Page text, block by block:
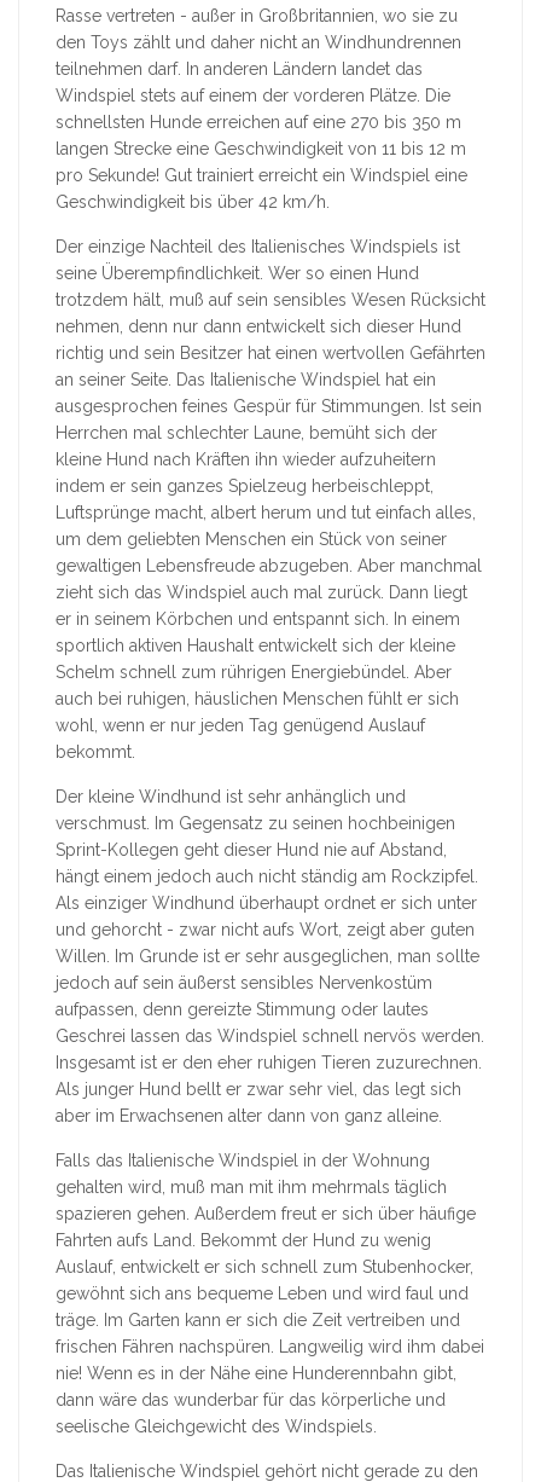
Rasse vertreten - außer in Großbritannien, wo sie zu
den Toys zählt und daher nicht an Windhundrennen
teilnehmen darf. In anderen Ländern landet das
Windspiel stets auf einem der vorderen Plätze. Die
schnellsten Hunde erreichen auf eine 270 bis 350 m
langen Strecke eine Geschwindigkeit von 11 bis 12 m
pro Sekunde! Gut trainiert erreicht ein Windspiel eine
Geschwindigkeit bis über 42 km/h.
Der einzige Nachteil des Italienisches Windspiels ist
seine Überempfindlichkeit. Wer so einen Hund
trotzdem hält, muß auf sein sensibles Wesen Rücksicht
nehmen, denn nur dann entwickelt sich dieser Hund
richtig und sein Besitzer hat einen wertvollen Gefährten
an seiner Seite. Das Italienische Windspiel hat ein
ausgesprochen feines Gespür für Stimmungen. Ist sein
Herrchen mal schlechter Laune, bemüht sich der
kleine Hund nach Kräften ihn wieder aufzuheitern
indem er sein ganzes Spielzeug herbeischleppt,
Luftsprünge macht, albert herum und tut einfach alles,
um dem geliebten Menschen ein Stück von seiner
gewaltigen Lebensfreude abzugeben. Aber manchmal
zieht sich das Windspiel auch mal zurück. Dann liegt
er in seinem Körbchen und entspannt sich. In einem
sportlich aktiven Haushalt entwickelt sich der kleine
Schelm schnell zum rührigen Energiebündel. Aber
auch bei ruhigen, häuslichen Menschen fühlt er sich
wohl, wenn er nur jeden Tag genügend Auslauf
bekommt.
Der kleine Windhund ist sehr anhänglich und
verschmust. Im Gegensatz zu seinen hochbeinigen
Sprint-Kollegen geht dieser Hund nie auf Abstand,
hängt einem jedoch auch nicht ständig am Rockzipfel.
Als einziger Windhund überhaupt ordnet er sich unter
und gehorcht - zwar nicht aufs Wort, zeigt aber guten
Willen. Im Grunde ist er sehr ausgeglichen, man sollte
jedoch auf sein äußerst sensibles Nervenkostüm
aufpassen, denn gereizte Stimmung oder lautes
Geschrei lassen das Windspiel schnell nervös werden.
Insgesamt ist er den eher ruhigen Tieren zuzurechnen.
Als junger Hund bellt er zwar sehr viel, das legt sich
aber im Erwachsenen alter dann von ganz alleine.
Falls das Italienische Windspiel in der Wohnung
gehalten wird, muß man mit ihm mehrmals täglich
spazieren gehen. Außerdem freut er sich über häufige
Fahrten aufs Land. Bekommt der Hund zu wenig
Auslauf, entwickelt er sich schnell zum Stubenhocker,
gewöhnt sich ans bequeme Leben und wird faul und
träge. Im Garten kann er sich die Zeit vertreiben und
frischen Fähren nachspüren. Langweilig wird ihm dabei
nie! Wenn es in der Nähe eine Hunderennbahn gibt,
dann wäre das wunderbar für das körperliche und
seelische Gleichgewicht des Windspiels.
Das Italienische Windspiel gehört nicht gerade zu den